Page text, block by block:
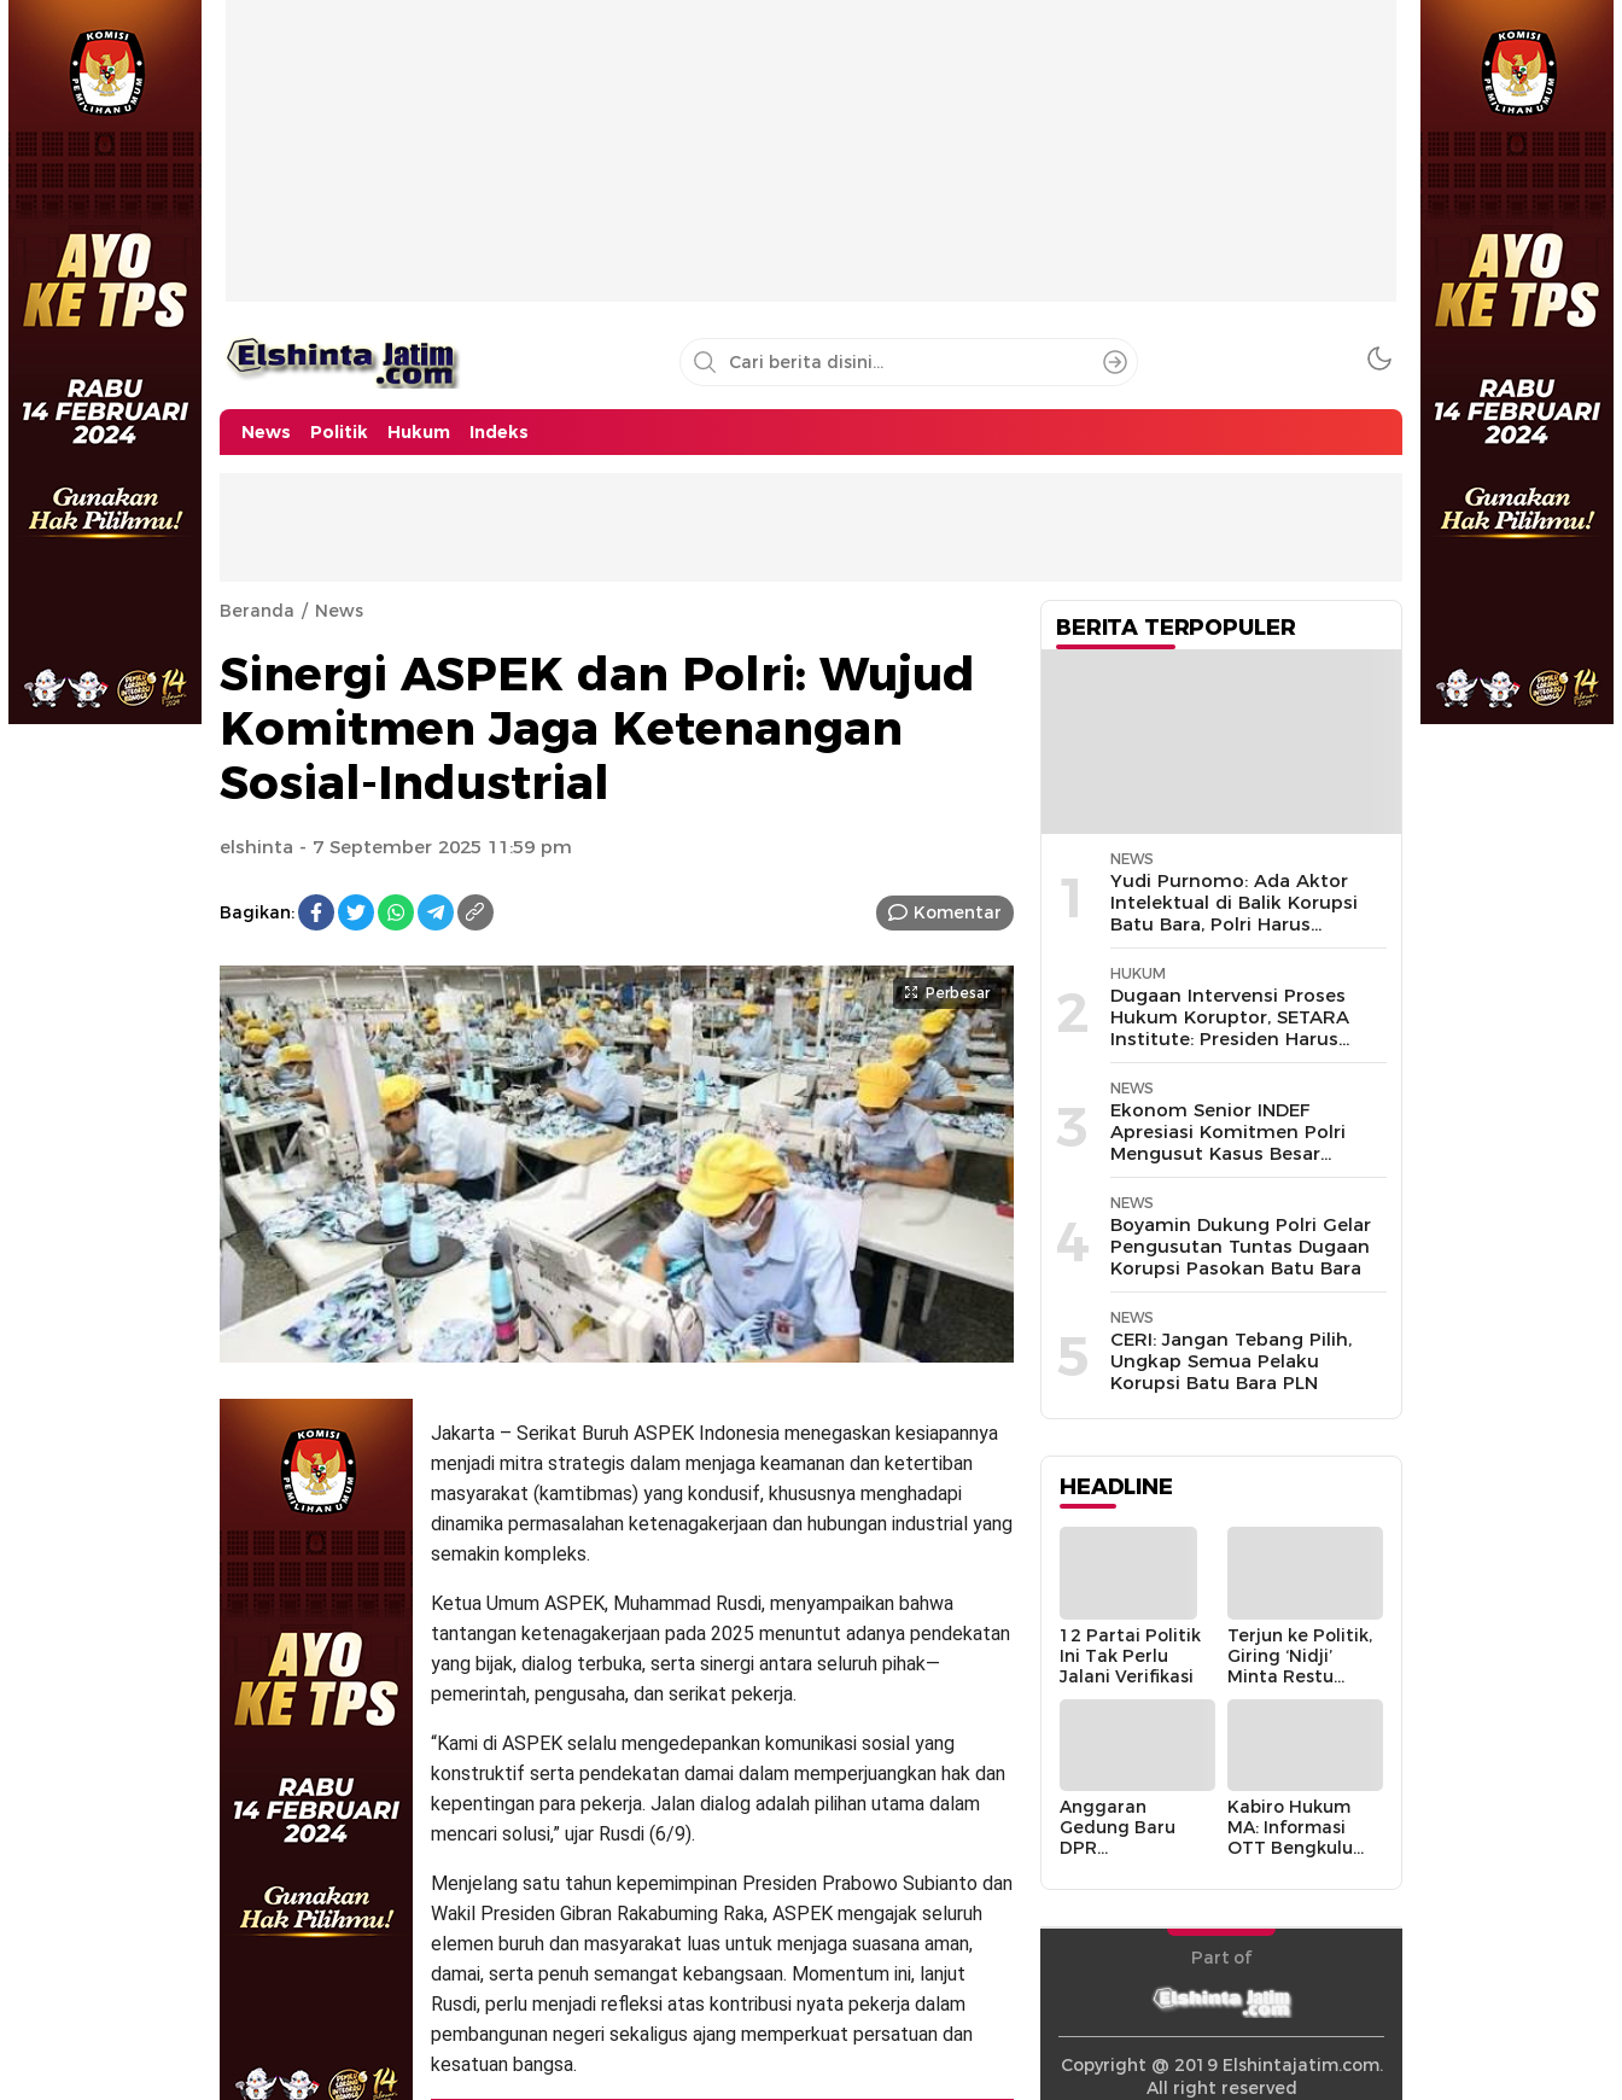
News Politik Hukum Indeks
Beranda News
Sinergi ASPEK dan Polri: Wujud
Komitmen Jaga Ketenangan
Sosial-Industrial
elshinta - 7 September 2025 11:59 pm
Bagikan: Komentar
Perbesar
Jakarta – Serikat Buruh ASPEK Indonesia menegaskan kesiapannya
menjadi mitra strategis dalam menjaga keamanan dan ketertiban
masyarakat (kamtibmas) yang kondusif, khususnya menghadapi
dinamika permasalahan ketenagakerjaan dan hubungan industrial yang
semakin kompleks.
Ketua Umum ASPEK, Muhammad Rusdi, menyampaikan bahwa
tantangan ketenagakerjaan pada 2025 menuntut adanya pendekatan
yang bijak, dialog terbuka, serta sinergi antara seluruh pihak—
pemerintah, pengusaha, dan serikat pekerja.
“Kami di ASPEK selalu mengedepankan komunikasi sosial yang
konstruktif serta pendekatan damai dalam memperjuangkan hak dan
kepentingan para pekerja. Jalan dialog adalah pilihan utama dalam
mencari solusi,” ujar Rusdi (6/9).
Menjelang satu tahun kepemimpinan Presiden Prabowo Subianto dan
Wakil Presiden Gibran Rakabuming Raka, ASPEK mengajak seluruh
elemen buruh dan masyarakat luas untuk menjaga suasana aman,
damai, serta penuh semangat kebangsaan. Momentum ini, lanjut
Rusdi, perlu menjadi refleksi atas kontribusi nyata pekerja dalam
pembangunan negeri sekaligus ajang memperkuat persatuan dan
kesatuan bangsa.
BERITA TERPOPULER
1
NEWS
Yudi Purnomo: Ada Aktor
Intelektual di Balik Korupsi
Batu Bara, Polri Harus
Bongkar
2
HUKUM
Dugaan Intervensi Proses
Hukum Koruptor, SETARA
Institute: Presiden Harus
Pastikan TNI Tak
Disalahgunakan
3
NEWS
Ekonom Senior INDEF
Apresiasi Komitmen Polri
Mengusut Kasus Besar
hingga Tuntas
4
NEWS
Boyamin Dukung Polri Gelar
Pengusutan Tuntas Dugaan
Korupsi Pasokan Batu Bara
5
NEWS
CERI: Jangan Tebang Pilih,
Ungkap Semua Pelaku
Korupsi Batu Bara PLN
HEADLINE
12 Partai Politik
Ini Tak Perlu
Jalani Verifikasi
Terjun ke Politik,
Giring ‘Nidji’
Minta Restu
Keluarga
Anggaran
Gedung Baru
DPR
Cair karena
Budi” Pemerintah
Kabiro Hukum
MA: Informasi
OTT Bengkulu
Internal MA
Part of
Copyright @ 2019 Elshintajatim.com.
All right reserved